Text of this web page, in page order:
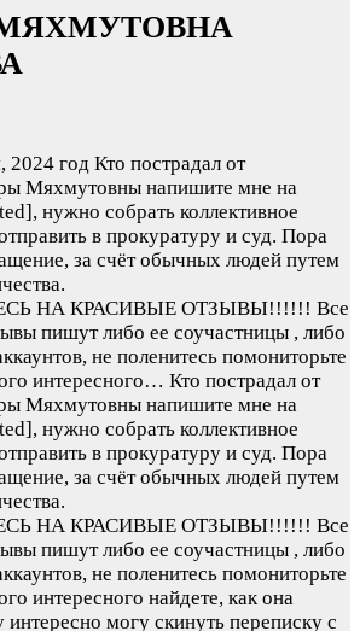
2024 год Кто пострадал от
Мяхмутовны напишите мне на
нужно собрать коллективное
в прокуратуру и суд. Пора
за счёт обычных людей путем
НА КРАСИВЫЕ ОТЗЫВЫ!!!!!! Все
пишут либо ее соучастницы , либо
не поленитесь помониторьте
интересного… Кто пострадал от
Мяхмутовны напишите мне на
нужно собрать коллективное
в прокуратуру и суд. Пора
за счёт обычных людей путем
НА КРАСИВЫЕ ОТЗЫВЫ!!!!!! Все
пишут либо ее соучастницы , либо
не поленитесь помониторьте
интересного найдете, как она
могу скинуть переписку с